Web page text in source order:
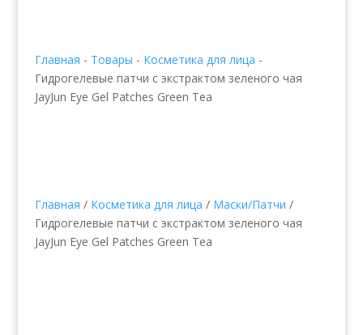
Главная - Товары - Косметика для лица -
Гидрогелевые патчи с экстрактом зеленого чая
JayJun Eye Gel Patches Green Tea
Главная / Косметика для лица / Маски/Патчи /
Гидрогелевые патчи с экстрактом зеленого чая
JayJun Eye Gel Patches Green Tea